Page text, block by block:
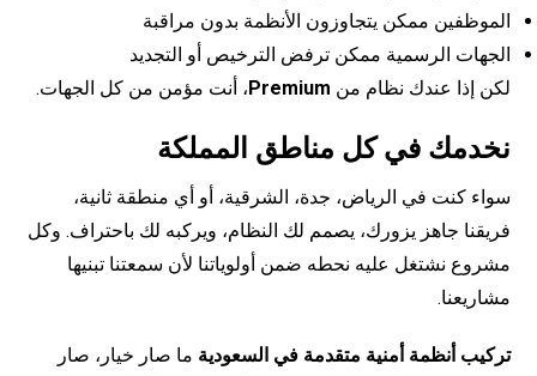
الموظفين ممكن يتجاوزون الأنظمة بدون مراقبة
الجهات الرسمية ممكن ترفض الترخيص أو التجديد
لكن إذا عندك نظام من Premium، أنت مؤمن من كل الجهات.
نخدمك في كل مناطق المملكة
سواء كنت في الرياض، جدة، الشرقية، أو أي منطقة ثانية،
فريقنا جاهز يزورك، يصمم لك النظام، ويركبه لك باحتراف. وكل
مشروع نشتغل عليه نحطه ضمن أولوياتنا لأن سمعتنا تبنيها
مشاريعنا.
تركيب أنظمة أمنية متقدمة في السعودية ما صار خيار، صار